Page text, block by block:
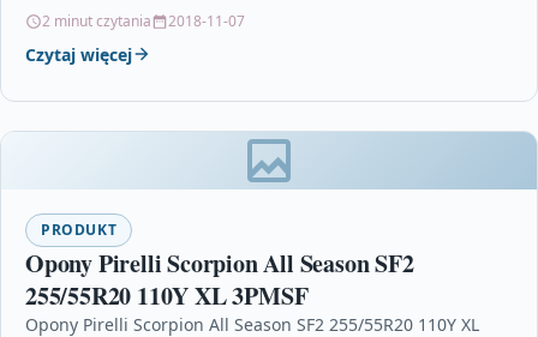
2 minut czytania 2018-11-07
Czytaj więcej
PRODUKT
Opony Pirelli Scorpion All Season SF2
255/55R20 110Y XL 3PMSF
Opony Pirelli Scorpion All Season SF2 255/55R20 110Y XL